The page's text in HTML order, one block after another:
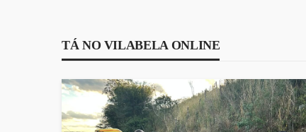
TÁ NO VILABELA ONLINE